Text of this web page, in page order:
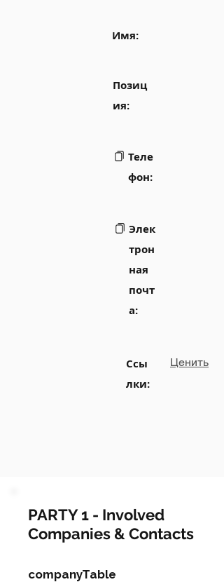
Имя:
Позиц
ия:
Теле
фон:
Элек
трон
ная
почт
а:
Ссы
лки:
Ценить
PARTY 1 - Involved
Companies & Contacts
companyTable